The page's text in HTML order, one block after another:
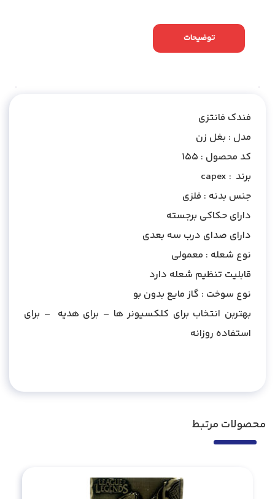
توضیحات
فندک فانتزی
مدل : بغل زن
کد محصول : 155
برند : capex
جنس بدنه : فلزی
دارای حکاکی برجسته
دارای صدای درب سه بعدی
نوع شعله : معمولی
قابلیت تنظیم شعله دارد
نوع سوخت : گاز مایع بدون بو
بهتربن انتخاب برای کلکسیونر ها – برای هدیه – برای
استفاده روزانه
محصولات مرتبط